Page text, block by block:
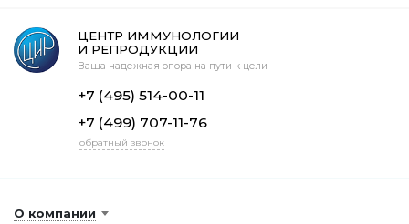
ЦЕНТР ИММУНОЛОГИИ
И РЕПРОДУКЦИИ
Ваша надежная опора на пути к цели
+7 (495) 514-00-11
+7 (499) 707-11-76
обратный звонок
О компании